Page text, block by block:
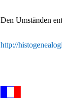
Den Umständen
http://